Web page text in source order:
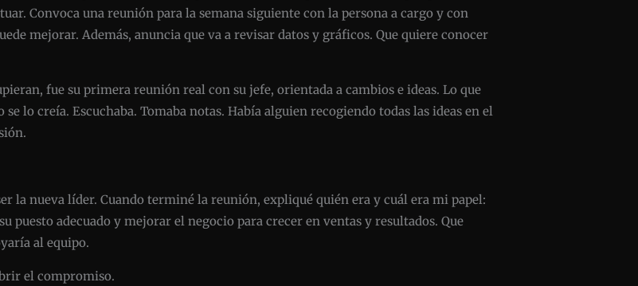
Convoca una reunión para la semana siguiente con la persona a cargo y con
mejorar. Además, anuncia que va a revisar datos y gráficos. Que quiere conocer
fue su primera reunión real con su jefe, orientada a cambios e ideas. Lo que
lo creía. Escuchaba. Tomaba notas. Había alguien recogiendo todas las ideas en el
la nueva líder. Cuando terminé la reunión, expliqué quién era y cuál era mi papel:
puesto adecuado y mejorar el negocio para crecer en ventas y resultados. Que
al equipo.
el compromiso.